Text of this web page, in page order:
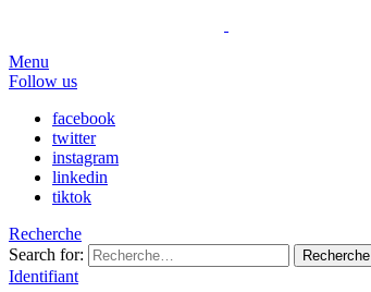
Menu
Follow us
facebook
twitter
instagram
linkedin
tiktok
Recherche
Search for:
Recherche
Identifiant